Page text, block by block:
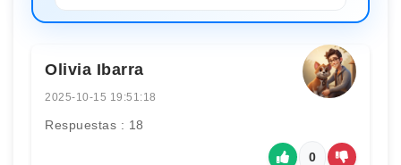
Olivia Ibarra
2025-10-15 19:51:18
Respuestas : 18
0